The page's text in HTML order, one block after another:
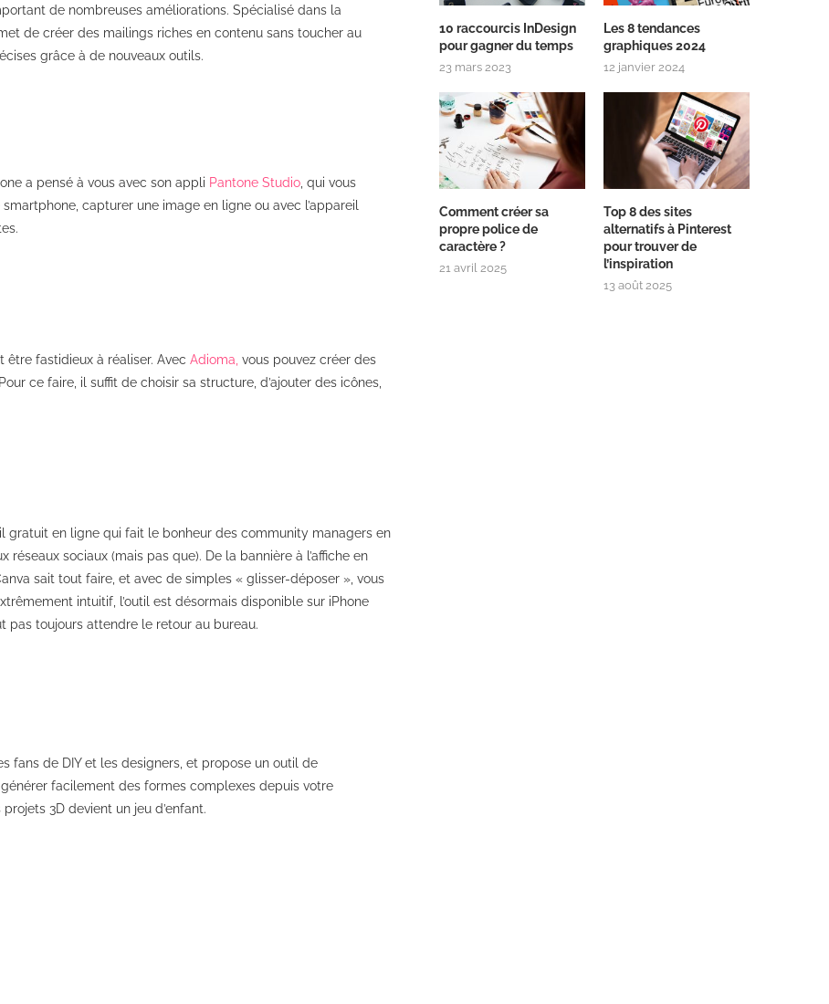
de nombreuses améliorations. Spécialisé dans la
de créer des mailings riches en contenu sans toucher au
grâce à de nouveaux outils.
a pensé à vous avec son appli Pantone Studio, qui vous
capturer une image en ligne ou avec l’appareil
être fastidieux à réaliser. Avec Adioma, vous pouvez créer des
ce faire, il suffit de choisir sa structure, d’ajouter des icônes,
gratuit en ligne qui fait le bonheur des community managers en
sociaux (mais pas que). De la bannière à l’affiche en
sait tout faire, et avec de simples « glisser-déposer », vous
intuitif, l’outil est désormais disponible sur iPhone
pas toujours attendre le retour au bureau.
fans de DIY et les designers, et propose un outil de
facilement des formes complexes depuis votre
3D devient un jeu d’enfant.
10 raccourcis InDesign
pour gagner du temps
23 mars 2023
Les 8 tendances
graphiques 2024
12 janvier 2024
Comment créer sa
propre police de
caractère ?
21 avril 2025
Top 8 des sites
alternatifs à Pinterest
pour trouver de
l’inspiration
13 août 2025